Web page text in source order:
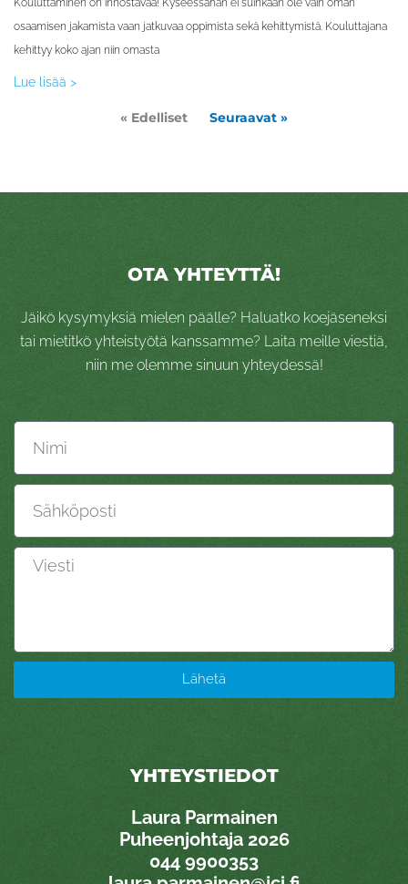
osaamisen jakamista vaan jatkuvaa oppimista sekä kehittymistä. Kouluttajana
kehittyy koko ajan niin omasta
Lue lisää >
« Edelliset Seuraavat »
OTA YHTEYTTÄ!
Jäikö kysymyksiä mielen päälle? Haluatko koejäseneksi
tai mietitkö yhteistyötä kanssamme? Laita meille viestiä,
niin me olemme sinuun yhteydessä!
Lähetä
YHTEYSTIEDOT
Laura Parmainen
Puheenjohtaja 2026
044 9900353